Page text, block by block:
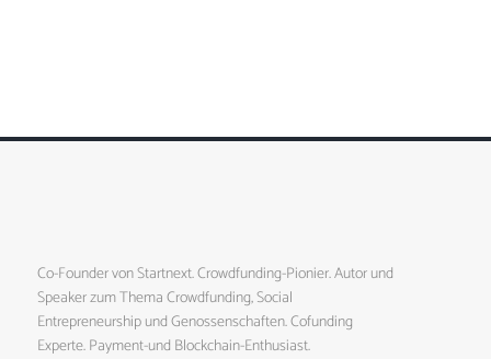
Co-Founder von Startnext. Crowdfunding-Pionier. Autor und
Speaker zum Thema Crowdfunding, Social
Entrepreneurship und Genossenschaften. Cofunding
Experte. Payment-und Blockchain-Enthusiast.